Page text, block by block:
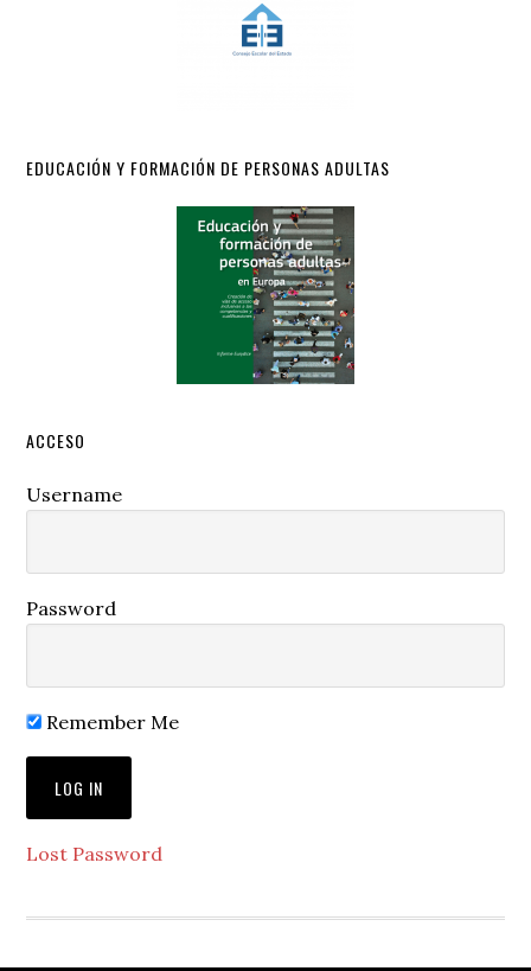
EDUCACIÓN Y FORMACIÓN DE PERSONAS ADULTAS
ACCESO
Username
Password
Remember Me
Lost Password